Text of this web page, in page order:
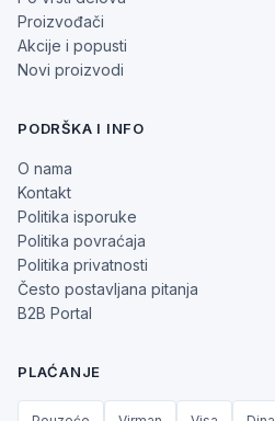
Proizvođači
Akcije i popusti
Novi proizvodi
PODRŠKA I INFO
O nama
Kontakt
Politika isporuke
Politika povraćaja
Politika privatnosti
Često postavljana pitanja
B2B Portal
PLAĆANJE